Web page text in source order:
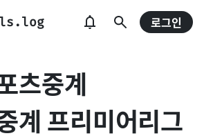
로그인
츠중계
계 프리미어리그